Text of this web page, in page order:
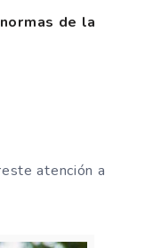
de la
atención a